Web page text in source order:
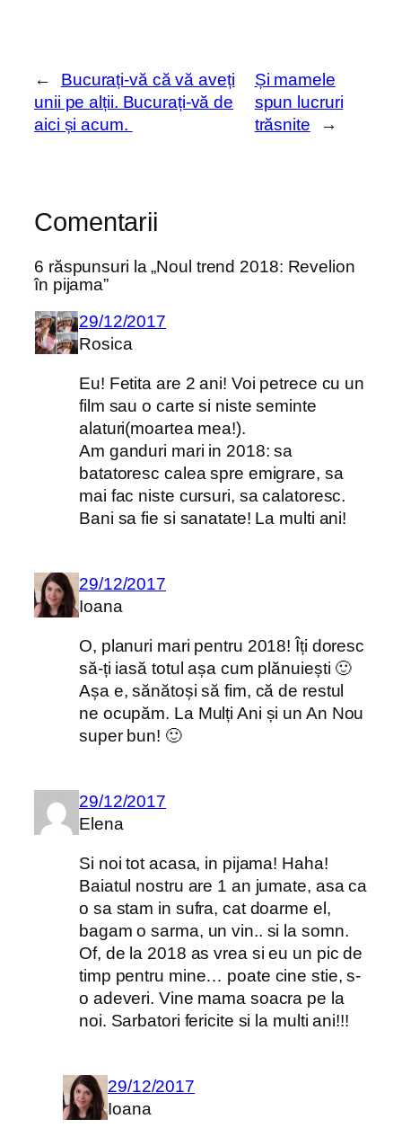
←
Bucurați-vă că vă aveți
unii pe alții. Bucurați-vă de
aici și acum.
Și mamele
spun lucruri
trăsnite
→
Comentarii
6 răspunsuri la „Noul trend 2018: Revelion
în pijama”
29/12/2017
Rosica
Eu! Fetita are 2 ani! Voi petrece cu un
film sau o carte si niste seminte
alaturi(moartea mea!).
Am ganduri mari in 2018: sa
batatoresc calea spre emigrare, sa
mai fac niste cursuri, sa calatoresc.
Bani sa fie si sanatate! La multi ani!
29/12/2017
Ioana
O, planuri mari pentru 2018! Îți doresc
să-ți iasă totul așa cum plănuiești 🙂
Așa e, sănătoși să fim, că de restul
ne ocupăm. La Mulți Ani și un An Nou
super bun! 🙂
29/12/2017
Elena
Si noi tot acasa, in pijama! Haha!
Baiatul nostru are 1 an jumate, asa ca
o sa stam in sufra, cat doarme el,
bagam o sarma, un vin.. si la somn.
Of, de la 2018 as vrea si eu un pic de
timp pentru mine… poate cine stie, s-
o adeveri. Vine mama soacra pe la
noi. Sarbatori fericite si la multi ani!!!
29/12/2017
Ioana